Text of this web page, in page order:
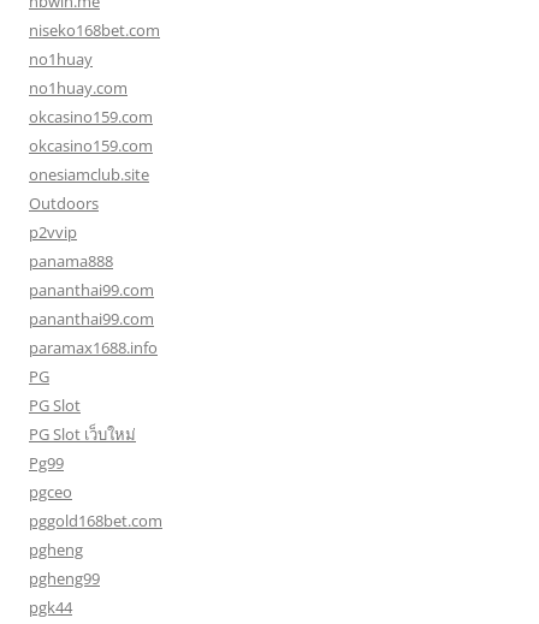
niseko168bet.com
no1huay
no1huay.com
okcasino159.com
okcasino159.com
onesiamclub.site
Outdoors
p2vvip
panama888
pananthai99.com
pananthai99.com
paramax1688.info
PG
PG Slot
PG Slot เว็บใหม่
Pg99
pgceo
pggold168bet.com
pgheng
pgheng99
pgk44